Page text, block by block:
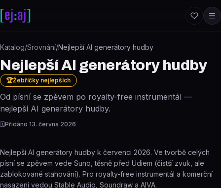
Katalog/Srovnání/Nejlepší AI generátory hudby
Nejlepší AI generátory hudby
🏆Žebříčky nejlepších
Od písní se zpěvem po royalty-free instrumentál —
nejlepší AI generátory hudby.
🗓️Přidáno 13. června 2026
Nejlepší AI generátory hudby k červenci 2026. Ve tvorbě celých
písní se zpěvem vede Suno, těsně před Udiem (čistší zvuk, ale
zablokované stahování). Pro royalty-free instrumentál a komerční
nasazení vedou Stable Audio, Soundraw a AIVA.